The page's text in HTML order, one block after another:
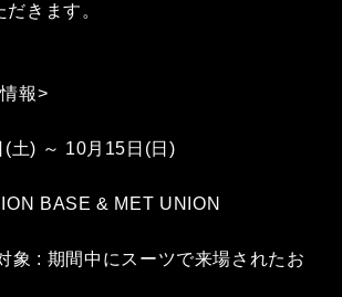
きます。
報>
(土) ～ 10月 15 日 (日)
BASE & MET UNION
象 : 期間中にスーツで来場されたお